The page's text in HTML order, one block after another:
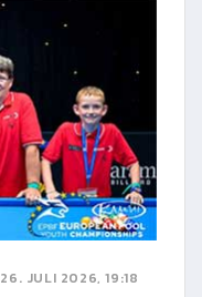
26. JULI 2026, 19:18